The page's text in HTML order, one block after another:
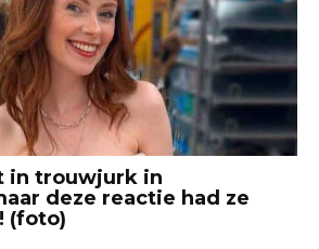
in trouwjurk in
deze reactie had ze
(foto)